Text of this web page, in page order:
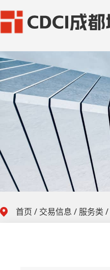
首页 / 交易信息 / 服务类 /